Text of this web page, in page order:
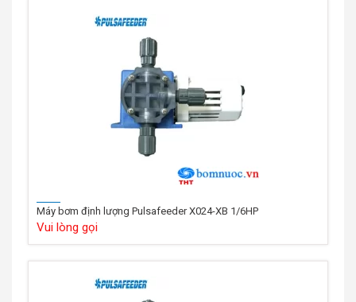
Máy bơm định lượng Pulsafeeder X024-XB 1/6HP
Vui lòng gọi